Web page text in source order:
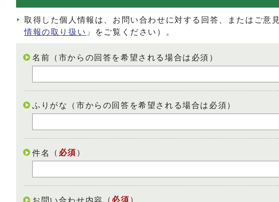
取得した個人情報は、お問い合わせに対する回答、またはご
情報の取り扱い 」をご覧ください）。
名前（市からの回答を希望される場合は必須）
ふりがな（市からの回答を希望される場合は必須）
件名 （ 必須 ）
お問い合わせ内容 （ 必須 ）